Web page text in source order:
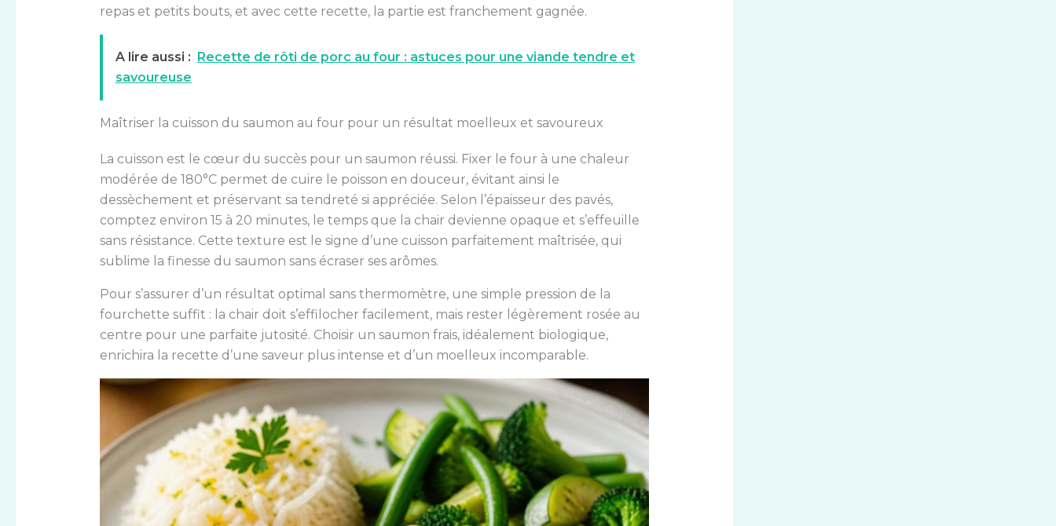
repas et petits bouts, et avec cette recette, la partie est franchement gagnée.
A lire aussi : Recette de rôti de porc au four : astuces pour une viande tendre et
savoureuse
Maîtriser la cuisson du saumon au four pour un résultat moelleux et savoureux
La cuisson est le cœur du succès pour un saumon réussi. Fixer le four à une chaleur
modérée de 180°C permet de cuire le poisson en douceur, évitant ainsi le
dessèchement et préservant sa tendreté si appréciée. Selon l’épaisseur des pavés,
comptez environ 15 à 20 minutes, le temps que la chair devienne opaque et s’effeuille
sans résistance. Cette texture est le signe d’une cuisson parfaitement maîtrisée, qui
sublime la finesse du saumon sans écraser ses arômes.
Pour s’assurer d’un résultat optimal sans thermomètre, une simple pression de la
fourchette suffit : la chair doit s’effilocher facilement, mais rester légèrement rosée au
centre pour une parfaite jutosité. Choisir un saumon frais, idéalement biologique,
enrichira la recette d’une saveur plus intense et d’un moelleux incomparable.